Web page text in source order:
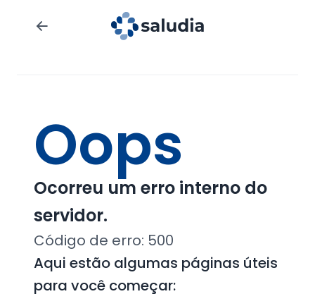
Oops
Ocorreu um erro interno do
servidor.
Código de erro: 500
Aqui estão algumas páginas úteis
para você começar: